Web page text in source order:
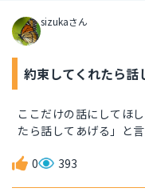
sizukaさん
約束してくれたら話
ここだけの話にしてほ
たら話してあげる」と言
0 393